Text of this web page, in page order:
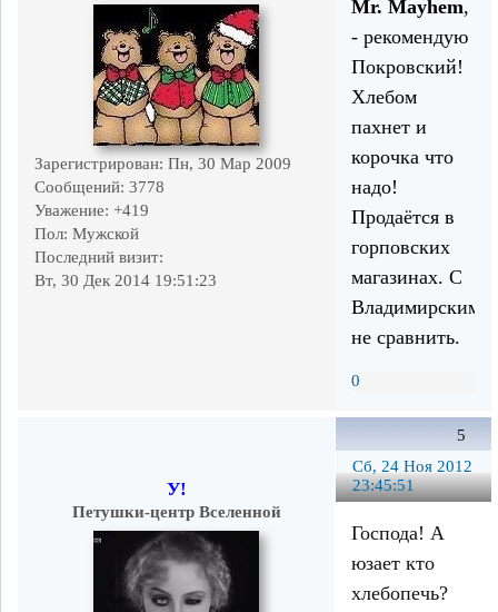
Зарегистрирован: Пн, 30 Мар 2009
Сообщений: 3778
Уважение: +419
Пол: Мужской
Последний визит:
Вт, 30 Дек 2014 19:51:23
Mr. Mayhem,
- рекомендую
Покровский!
Хлебом
пахнет и
корочка что
надо!
Продаётся в
горповских
магазинах. С
Владимирским
не сравнить.
0
5
Сб, 24 Ноя 2012
23:45:51
У!
Петушки-центр Вселенной
Господа! А
юзает кто
хлебопечь?